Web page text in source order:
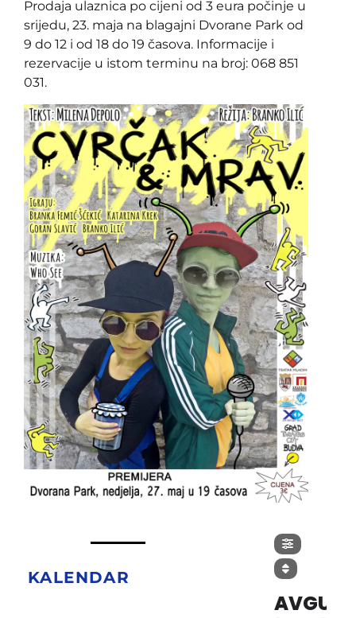
Prodaja ulaznica po cijeni od 3 eura počinje u
srijedu, 23. maja na blagajni Dvorane Park od
9 do 12 i od 18 do 19 časova. Informacije i
rezervacije u istom terminu na broj: 068 851
031.
KALENDAR
AVGUST